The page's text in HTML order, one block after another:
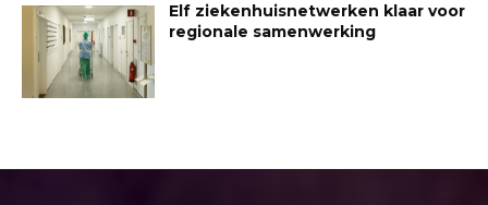
Elf ziekenhuisnetwerken klaar voor
regionale samenwerking